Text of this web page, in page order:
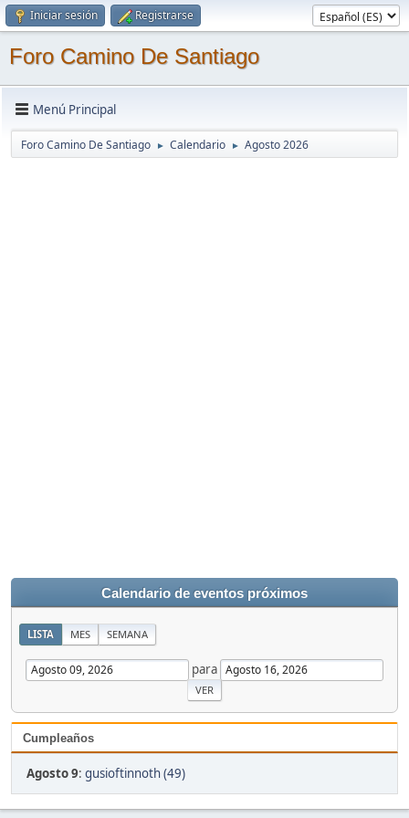
Iniciar sesión Registrarse
Foro Camino De Santiago
Menú Principal
Foro Camino De Santiago ► Calendario ► Agosto 2026
Calendario de eventos próximos
LISTA MES SEMANA
para
Cumpleaños
Agosto 9: gusioftinnoth (49)